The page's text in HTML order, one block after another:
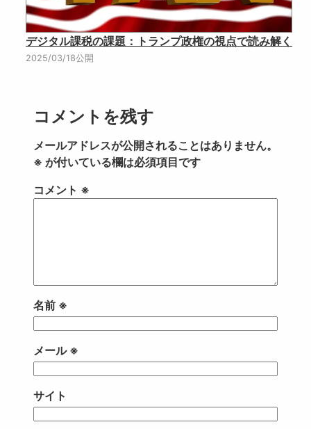
デジタル課税の課題：トランプ政権の視点で読み解く
2025/03/18公開
コメントを残す
メールアドレスが公開されることはありません。
※ が付いている欄は必須項目です
コメント ※
名前 ※
メール ※
サイト